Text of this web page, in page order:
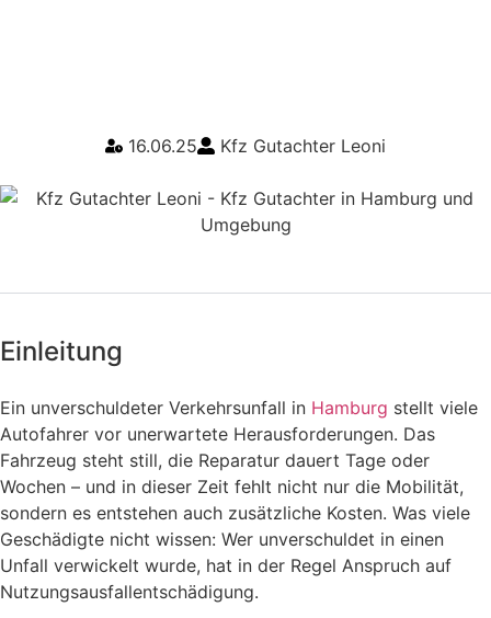
16.06.25 Kfz Gutachter Leoni
Einleitung
Ein unverschuldeter Verkehrsunfall in Hamburg stellt viele
Autofahrer vor unerwartete Herausforderungen. Das
Fahrzeug steht still, die Reparatur dauert Tage oder
Wochen – und in dieser Zeit fehlt nicht nur die Mobilität,
sondern es entstehen auch zusätzliche Kosten. Was viele
Geschädigte nicht wissen: Wer unverschuldet in einen
Unfall verwickelt wurde, hat in der Regel Anspruch auf
Nutzungsausfallentschädigung.